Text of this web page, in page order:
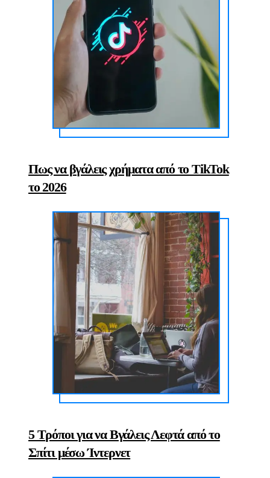
Πως να βγάλεις χρήματα από το TikTok
το 2026
5 Τρόποι για να Βγάλεις Λεφτά από το
Σπίτι μέσω Ίντερνετ